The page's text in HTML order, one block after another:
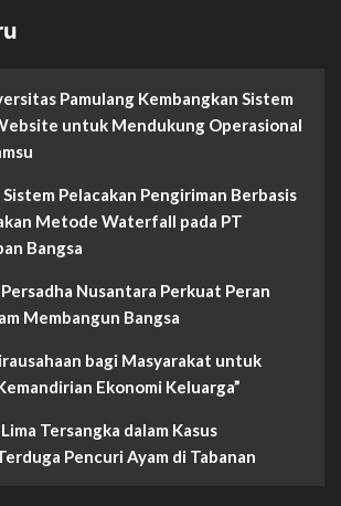
Pamulang Kembangkan Sistem
untuk Mendukung Operasional
Pelacakan Pengiriman Berbasis
Metode Waterfall pada PT
Bangsa
Nusantara Perkuat Peran
Membangun Bangsa
bagi Masyarakat untuk
Ekonomi Keluarga”
Tersangka dalam Kasus
Pencuri Ayam di Tabanan